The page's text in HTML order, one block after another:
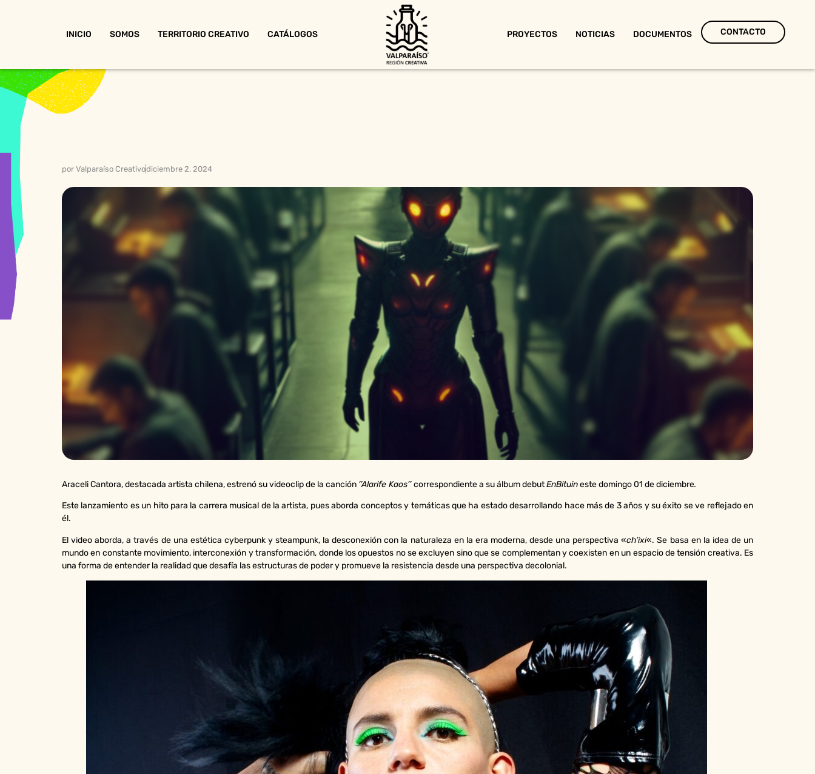
INICIO SOMOS TERRITORIO CREATIVO CATÁLOGOS PROYECTOS NOTICIAS DOCUMENTOS CONTACTO
por Valparaíso Creativodiciembre 2, 2024
Araceli Cantora, destacada artista chilena, estrenó su videoclip de la canción ‘’Alarife Kaos’’correspondiente a su álbum debutEnBituineste domingo 01 de diciembre.
Este lanzamiento es un hito para la carrera musical de la artista, pues aborda conceptos y temáticas que ha estado desarrollando hace más de 3 años y su éxito se ve reflejado en
él.
El video aborda, a través de una estética cyberpunk y steampunk, la desconexión con la naturaleza en la era moderna, desde una perspectiva «ch’ixi«. Se basa en la idea de un
mundo en constante movimiento, interconexión y transformación, donde los opuestos no se excluyen sino que se complementan y coexisten en un espacio de tensión creativa. Es
una forma de entender la realidad que desafía las estructuras de poder y promueve la resistencia desde una perspectiva decolonial.